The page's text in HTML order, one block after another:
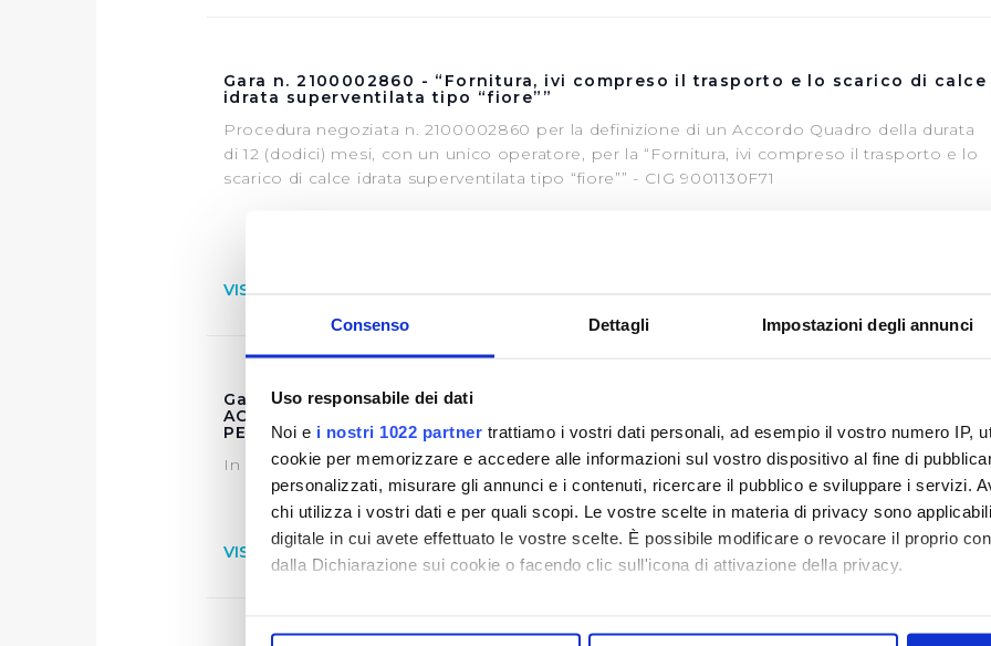
Consenso Dettagli Impostazioni degli annunci
Uso responsabile dei dati
Noi e i nostri 1022 partner trattiamo i vostri dati personali, ad esempio il vostro numero IP,
cookie per memorizzare e accedere alle informazioni sul vostro dispositivo al fine di
personalizzati, misurare gli annunci e i contenuti, ricercare il pubblico e sviluppare i servizi.
chi utilizza i vostri dati e per quali scopi. Le vostre scelte in materia di privacy sono
digitale in cui avete effettuato le vostre scelte. È possibile modificare o revocare il proprio
dalla Dichiarazione sui cookie o facendo clic sull'icona di attivazione della privacy.
Gara n. 2100002860 - “Fornitura, ivi compreso il trasporto e lo scarico di calce
idrata superventilata tipo “fiore””
Procedura negoziata n. 2100002860 per la definizione di un Accordo Quadro della durata
di 12 (dodici) mesi, con un unico operatore, per la “Fornitura, ivi compreso il trasporto e lo
scarico di calce idrata superventilata tipo “fiore”” - CIG 9001130F71
VISUALIZZA DOCUMENTI
Gara 21/2892 – PROCEDURA NEGOZIATA PER LA SOTTOSCRIZIONE DI UN
ACCORDO QUADRO PER L’AFFIDAMENTO DELLA “FORNITURA DI ACIDO ACETICO
PER GLI IMPIANTI DI POTABILIZZAZIONE E DI DEPURAZIONE DISTRIBUITI”
In Allegato documenti di aggiudicazione della gara.
VISUALIZZA DOCUMENTI